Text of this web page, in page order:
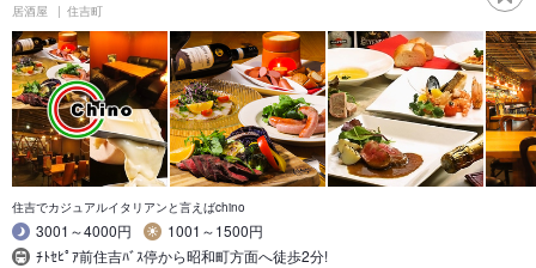
居酒屋 住吉町
住吉でカジュアルイタリアンと言えばchino
3001～4000円
1001～1500円
ﾁﾄｾﾋﾟｱ前住吉ﾊﾞｽ停から昭和町方面へ徒歩2分!